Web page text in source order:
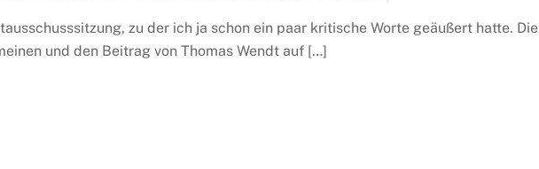
zu der ich ja schon ein paar kritische Worte geäußert hatte. Die
und den Beitrag von Thomas Wendt auf […]